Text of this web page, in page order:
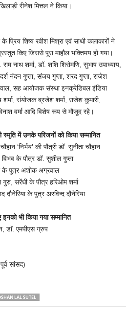
रीनेश मित्तल ने किया।
शिष्य रवीश मिश्रा एवं साथी कलाकारों ने
किए जिससे पूरा माहौल भक्तिमय हो गया।
नाथ शर्मा, डॉ. शशि शिरोमणि, सुभाष उपाध्याय,
नंदन गुप्ता, संजय गुप्ता, शरद गुप्ता, राजेश
सह आयोजक संस्था इनक्रेडिबल इंडिया
संयोजक ब्रजेश शर्मा, राजेश कुमारी,
वर्मा आदि विशेष रूप से मौजूद रहे।
स्मृति में उनके परिजनों को किया सम्मानित
‘निर्भय’ की पौत्री डॉ. सुनीता चौहान
के पौत्र डॉ. सुशील गुप्ता
के पुत्र अशोक अग्रवाल
सरेंधी के पौत्र हरिओम शर्मा
के पुत्र अरविन्द दौनेरिया
इनको भी किया गया सम्मानित
डाॅ. एमपीएस ग्रुप
सांसद)
LAL SUTEL